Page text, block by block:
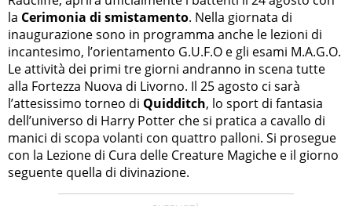
la Cerimonia di smistamento. Nella giornata di
inaugurazione sono in programma anche le lezioni di
incantesimo, l’orientamento G.U.F.O e gli esami M.A.G.O.
Le attività dei primi tre giorni andranno in scena tutte
alla Fortezza Nuova di Livorno. Il 25 agosto ci sarà
l’attesissimo torneo di Quidditch, lo sport di fantasia
dell’universo di Harry Potter che si pratica a cavallo di
manici di scopa volanti con quattro palloni. Si prosegue
con la Lezione di Cura delle Creature Magiche e il giorno
seguente quella di divinazione.